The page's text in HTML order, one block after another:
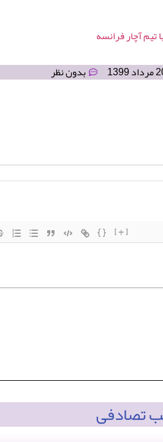
تیم آچار فرانسه
1399 بدون نظر
{} [+]
تصادفی